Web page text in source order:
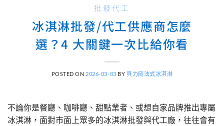
批發代工
冰淇淋批發/代工供應商怎麼
選？4 大關鍵一次比給你看
POSTED ON 2026-03-03 BY 貝力岡法式冰淇淋
不論你是餐廳、咖啡廳、甜點業者、或想自家品牌推出專屬
冰淇淋，面對市面上眾多的冰淇淋批發與代工廠，往往會有